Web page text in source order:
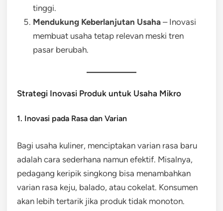
tinggi.
Mendukung Keberlanjutan Usaha – Inovasi
membuat usaha tetap relevan meski tren
pasar berubah.
Strategi Inovasi Produk untuk Usaha Mikro
1. Inovasi pada Rasa dan Varian
Bagi usaha kuliner, menciptakan varian rasa baru
adalah cara sederhana namun efektif. Misalnya,
pedagang keripik singkong bisa menambahkan
varian rasa keju, balado, atau cokelat. Konsumen
akan lebih tertarik jika produk tidak monoton.